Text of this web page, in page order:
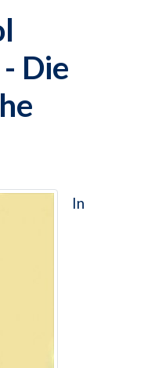
Die
In